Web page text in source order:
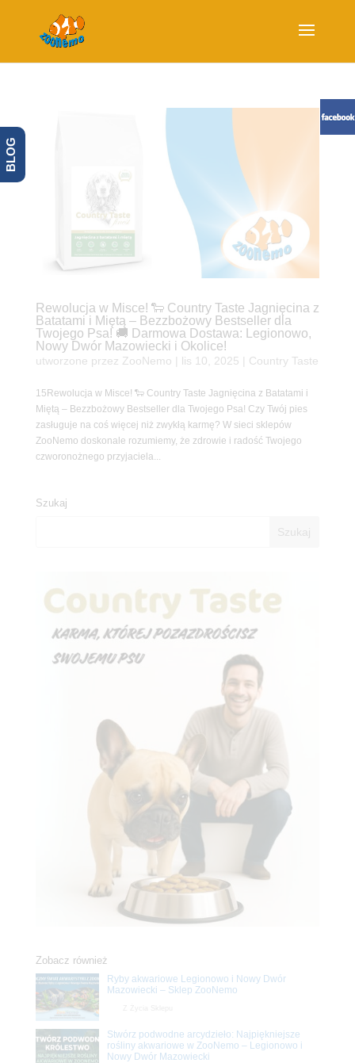
Rewolucja w Misce! 🐑 Country Taste Jagnięcina z
Batatami i Miętą – Bezzbożowy Bestseller dla
Twojego Psa! 🚚 Darmowa Dostawa: Legionowo,
Nowy Dwór Mazowiecki i Okolice!
utworzone przez ZooNemo lis 10, 2025 Country Taste
15Rewolucja w Misce! 🐑 Country Taste Jagnięcina z Batatami i
Miętą – Bezzbożowy Bestseller dla Twojego Psa! Czy Twój pies
zasługuje na coś więcej niż zwykłą karmę? W sieci sklepów
ZooNemo doskonale rozumiemy, że zdrowie i radość Twojego
czworonożnego przyjaciela...
Szukaj
Zobacz również
Ryby akwariowe Legionowo i Nowy Dwór
Mazowiecki – Sklep ZooNemo
Stwórz podwodne arcydzieło: Najpiękniejsze
rośliny akwariowe w ZooNemo – Legionowo i
Nowy Dwór Mazowiecki
BLOG